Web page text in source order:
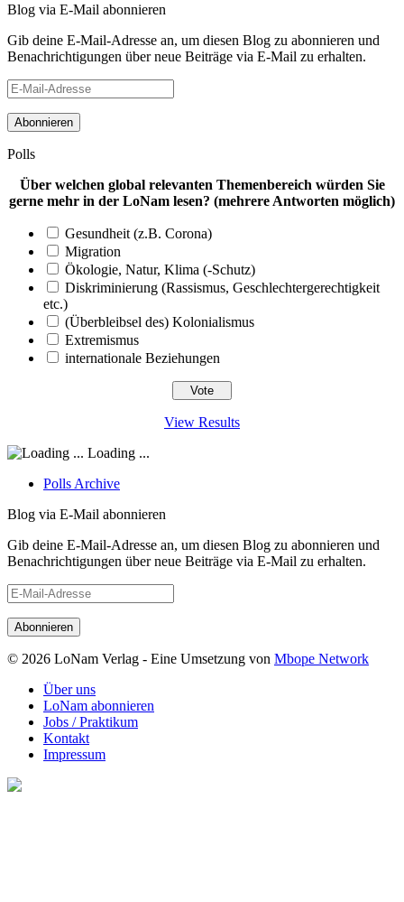
Blog via E-Mail abonnieren
Gib deine E-Mail-Adresse an, um diesen Blog zu abonnieren und
Benachrichtigungen über neue Beiträge via E-Mail zu erhalten.
E-
Mail-
Adresse
Polls
Über welchen global relevanten Themenbereich würden Sie
gerne mehr in der LoNam lesen? (mehrere Antworten möglich)
Gesundheit (z.B. Corona)
Migration
Ökologie, Natur, Klima (-Schutz)
Diskriminierung (Rassismus, Geschlechtergerechtigkeit
etc.)
(Überbleibsel des) Kolonialismus
Extremismus
internationale Beziehungen
View Results
Loading ...
Polls Archive
Blog via E-Mail abonnieren
Gib deine E-Mail-Adresse an, um diesen Blog zu abonnieren und
Benachrichtigungen über neue Beiträge via E-Mail zu erhalten.
E-
Mail-
Adresse
© 2026 LoNam Verlag - Eine Umsetzung von Mbope Network
Über uns
LoNam abonnieren
Jobs / Praktikum
Kontakt
Impressum